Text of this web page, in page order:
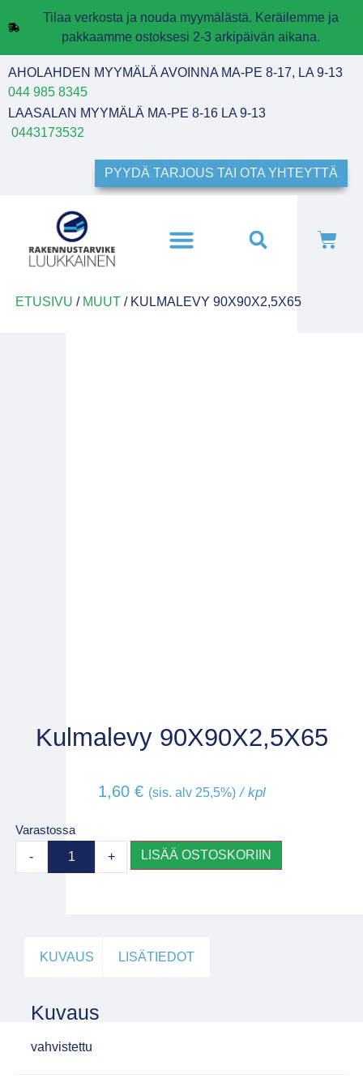
Tilaa verkosta ja nouda myymälästä. Keräilemme ja
pakkaamme ostoksesi 2-3 arkipäivän aikana.
AHOLAHDEN MYYMÄLÄ AVOINNA MA-PE 8-17, LA 9-13
044 985 8345
LAASALAN MYYMÄLÄ MA-PE 8-16 LA 9-13
0443173532
PYYDÄ TARJOUS TAI OTA YHTEYTTÄ
ETUSIVU / MUUT/ KULMALEVY 90X90X2,5X65
Kulmalevy 90X90X2,5X65
1,60 € (sis. alv 25,5%)/ kpl
Varastossa
- + LISÄÄ OSTOSKORIIN
KUVAUS LISÄTIEDOT
Kuvaus
vahvistettu